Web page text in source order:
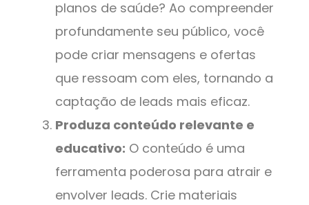
planos de saúde? Ao compreender
profundamente seu público, você
pode criar mensagens e ofertas
que ressoam com eles, tornando a
captação de leads mais eficaz.
Produza conteúdo relevante e
educativo: O conteúdo é uma
ferramenta poderosa para atrair e
envolver leads. Crie materiais